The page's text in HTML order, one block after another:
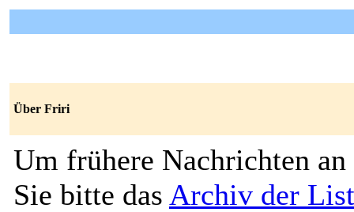
Über Friri
Um frühere Nachrichten an
Sie bitte das Archiv der